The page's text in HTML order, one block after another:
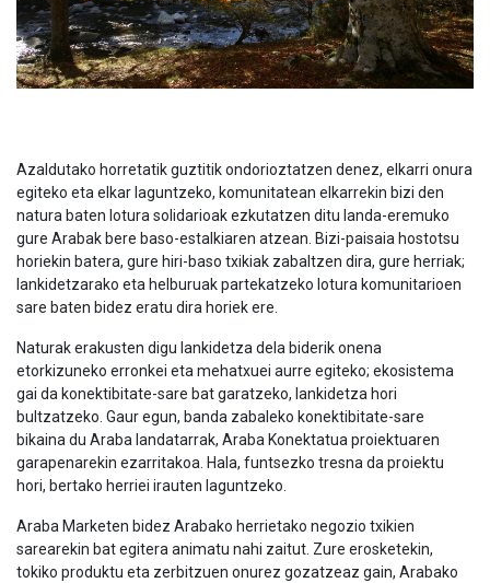
Azaldutako horretatik guztitik ondorioztatzen denez, elkarri onura
egiteko eta elkar laguntzeko, komunitatean elkarrekin bizi den
natura baten lotura solidarioak ezkutatzen ditu landa-eremuko
gure Arabak bere baso-estalkiaren atzean. Bizi-paisaia hostotsu
horiekin batera, gure hiri-baso txikiak zabaltzen dira, gure herriak;
lankidetzarako eta helburuak partekatzeko lotura komunitarioen
sare baten bidez eratu dira horiek ere.
Naturak erakusten digu lankidetza dela biderik onena
etorkizuneko erronkei eta mehatxuei aurre egiteko; ekosistema
gai da konektibitate-sare bat garatzeko, lankidetza hori
bultzatzeko. Gaur egun, banda zabaleko konektibitate-sare
bikaina du Araba landatarrak, Araba Konektatua proiektuaren
garapenarekin ezarritakoa. Hala, funtsezko tresna da proiektu
hori, bertako herriei irauten laguntzeko.
Araba Marketen bidez Arabako herrietako negozio txikien
sarearekin bat egitera animatu nahi zaitut. Zure erosketekin,
tokiko produktu eta zerbitzuen onurez gozatzeaz gain, Arabako